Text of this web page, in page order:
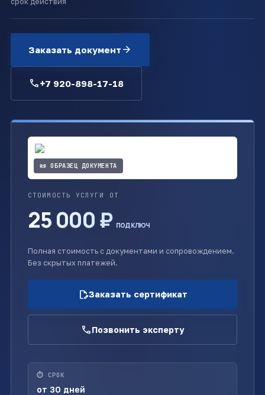
Заказать документ arrow_forward
call+7 920-898-17-18
📜 ОБРАЗЕЦ ДОКУМЕНТА
СТОИМОСТЬ УСЛУГИ ОТ
25 000 ₽ под ключ
Полная стоимость с документами и сопровождением.
Без скрытых платежей.
edit_documentЗаказать сертификат
callПозвонить эксперту
⏱ СРОК
от 30 дней